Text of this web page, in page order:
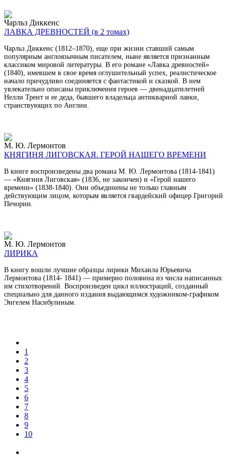
Чарльз Диккенс
ЛАВКА ДРЕВНОСТЕЙ (в 2 томах)
Чарльз Диккенс (1812–1870), еще при жизни ставший самым
популярным англоязычным писателем, ныне является признанным
классиком мировой литературы. В его романе «Лавка древностей»
(1840), имевшем в свое время оглушительный успех, реалистическое
начало причудливо соединяется с фантастикой и сказкой. В нем
увлекательно описаны приключения героев — двенадцатилетней
Нелли Трент и ее деда, бывшего владельца антикварной лавки,
странствующих по Англии.
М. Ю. Лермонтов
КНЯГИНЯ ЛИГОВСКАЯ. ГЕРОЙ НАШЕГО ВРЕМЕНИ
В книге воспроизведены два романа М. Ю. Лермонтова (1814-1841)
— «Княгиня Лиговская» (1836, не закончен) и «Герой нашего
времени» (1838-1840). Они объедине­ны не только главным
действующим лицом, которым является гвардейский офицер Григорий
Печорин.
М. Ю. Лермонтов
ЛИРИКА
В книгу вошли лучшие образцы лирики Михаила Юрьевича
Лермонтова (1814- 1841) — примерно половина из числа написанных
им стихотворений. Воспроизведен цикл иллюстраций, созданный
специально для данного издания выдающимся худож­ником-графиком
Энгелем Насибулиным.
1
2
3
4
5
6
7
8
9
10